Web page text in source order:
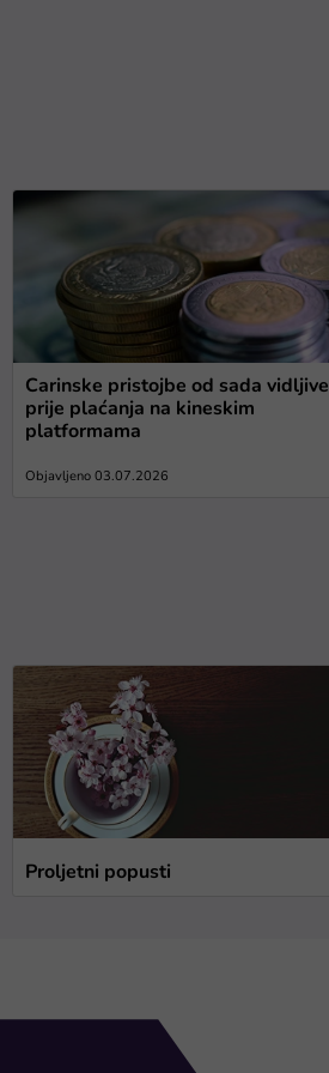
Carinske pristojbe od sada vidljive
prije plaćanja na kineskim
platformama
Objavljeno 03.07.2026
Proljetni popusti